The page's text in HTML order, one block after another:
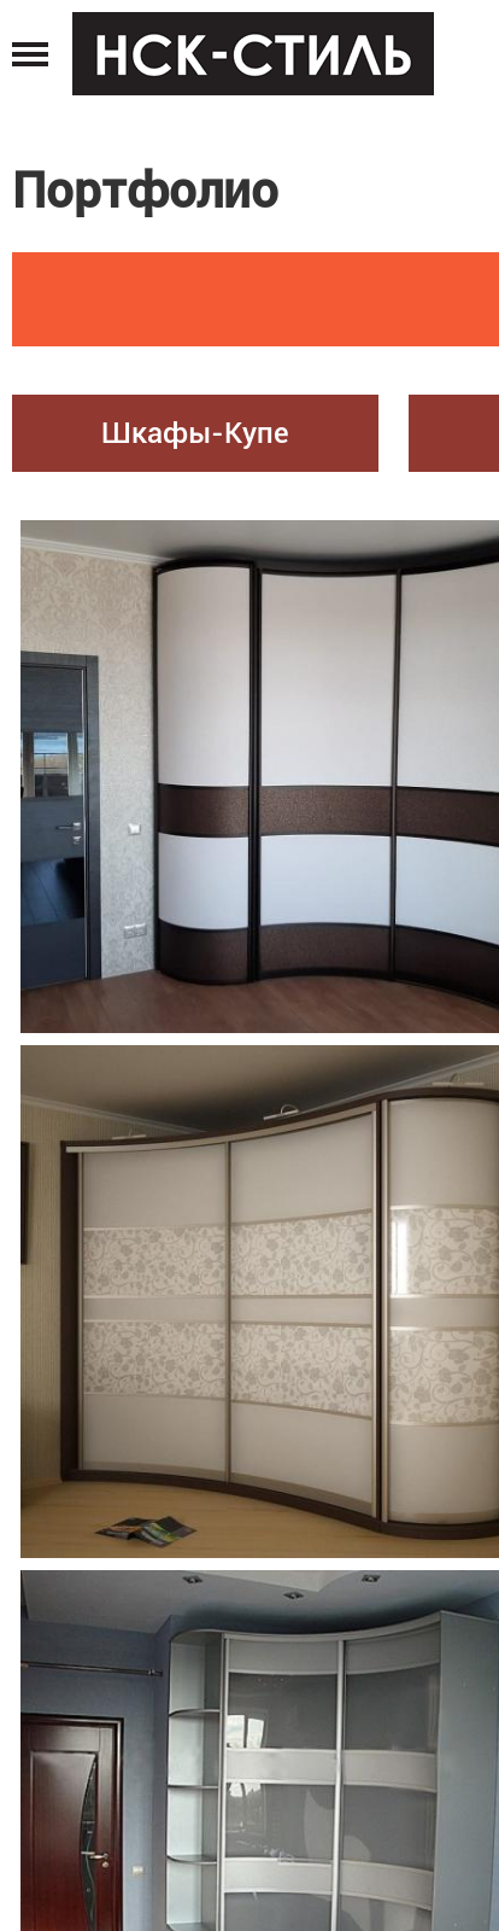
to
navigation
Портфолио
Шкафы-Купе